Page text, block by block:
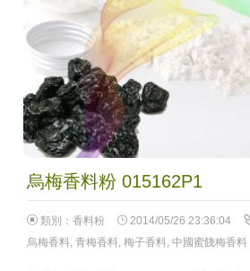
烏梅香料粉 015162P1
類別： 香料粉 2014/05/26 23:36:04
烏梅香料, 青梅香料, 梅子香料, 中國蜜餞梅香料